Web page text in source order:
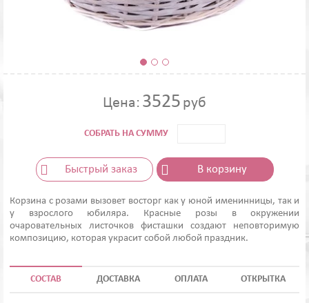
Цена: 3525 руб
СОБРАТЬ НА СУММУ
Быстрый заказ В корзину
Корзина с розами вызовет восторг как у юной именинницы, так и
у взрослого юбиляра. Красные розы в окружении
очаровательных листочков фисташки создают неповторимую
композицию, которая украсит собой любой праздник.
СОСТАВ ДОСТАВКА ОПЛАТА ОТКРЫТКА